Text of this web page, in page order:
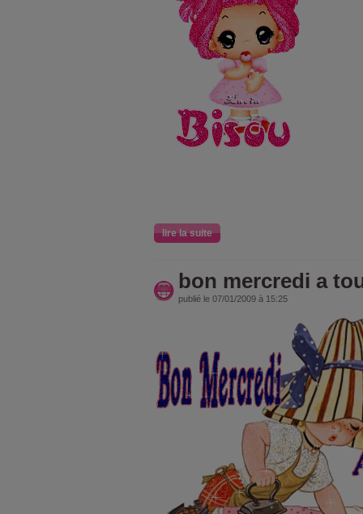
lire la suite
bon mercredi a
publié le 07/01/2009 à 15:25